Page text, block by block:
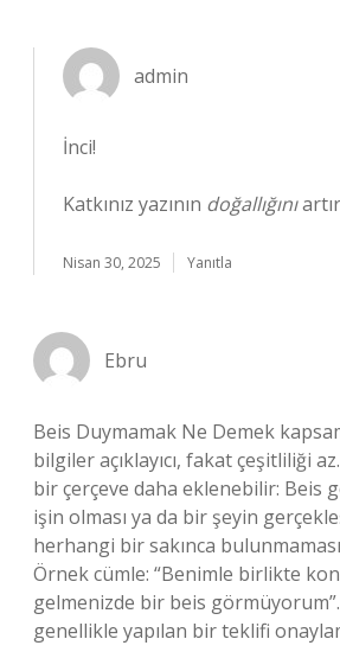
admin
İnci!
Katkınız yazının doğallığını
Nisan 30, 2025 Yanıtla
Ebru
Beis Duymamak Ne Demek
bilgiler açıklayıcı, fakat çeşitliliği
bir çerçeve daha eklenebilir: Beis
işin olması ya da bir şeyin
herhangi bir sakınca
Örnek cümle: “Benimle birlikte
gelmenizde bir beis
genellikle yapılan bir teklifi